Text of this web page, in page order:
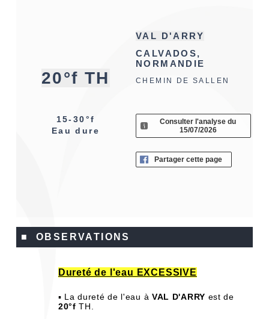
20°f TH
15-30°f
Eau dure
VAL D'ARRY
CALVADOS,
NORMANDIE
CHEMIN DE SALLEN
Consulter l'analyse du
15/07/2026
Partager cette page
■ OBSERVATIONS
Dureté de l'eau EXCESSIVE
▪ La dureté de l'eau à VAL D'ARRY est de
20°f TH.